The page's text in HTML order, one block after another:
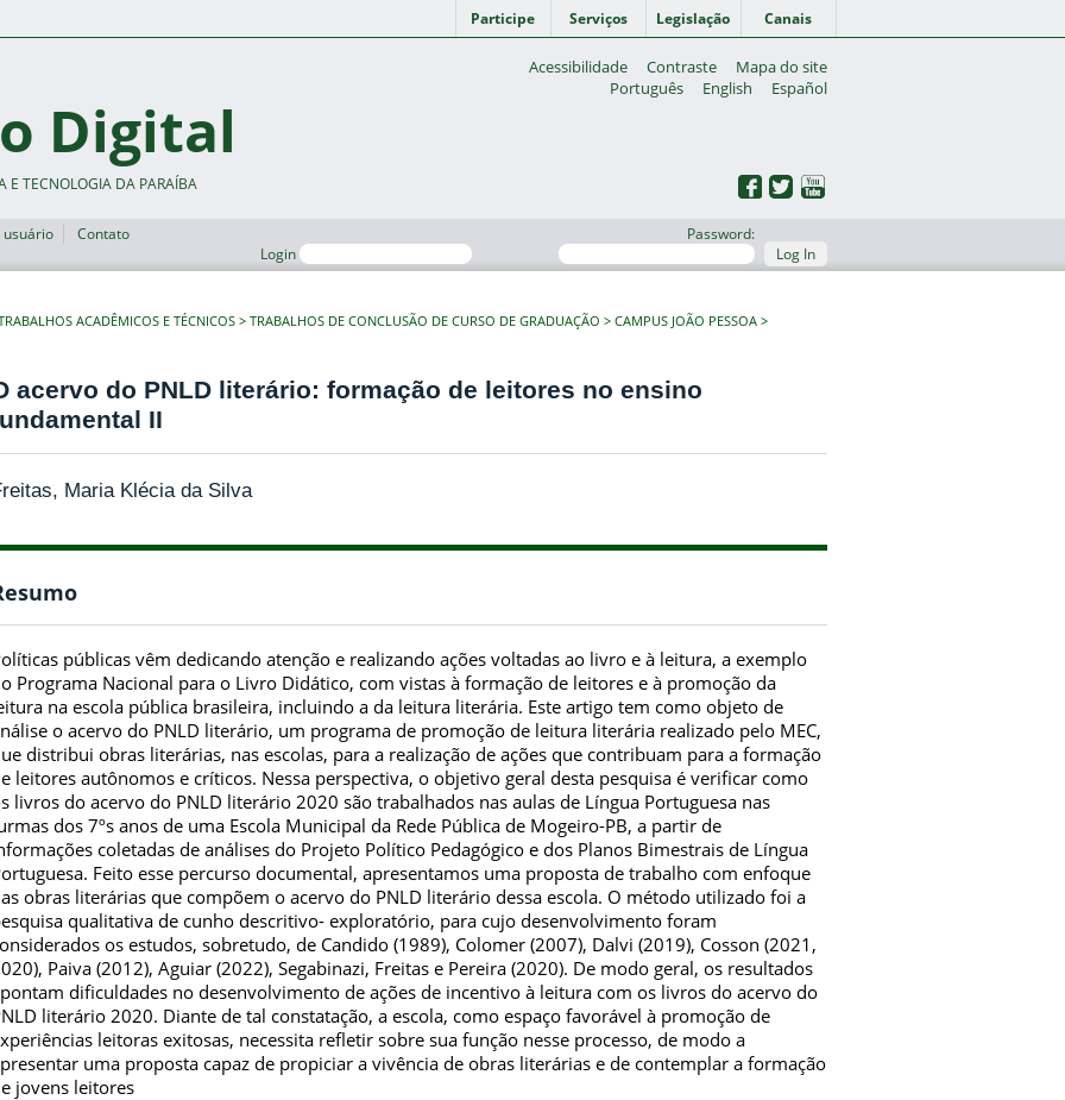
Participe Serviços Legislação Canais
Acessibilidade Contraste
Mapa do site
Português
English Español
Digital
E TECNOLOGIA DA PARAÍBA
usuário
Contato
Login
Password:
Log In
ACADÊMICOS E TÉCNICOS TRABALHOS DE CONCLUSÃO DE CURSO DE GRADUAÇÃO CAMPUS JOÃO PESSOA
acervo do PNLD literário: formação de leitores no ensino
II
Maria Klécia da Silva
públicas vêm dedicando atenção e realizando ações voltadas ao livro e à leitura, a exemplo
Programa Nacional para o Livro Didático, com vistas à formação de leitores e à promoção da
na escola pública brasileira, incluindo a da leitura literária. Este artigo tem como objeto de
o acervo do PNLD literário, um programa de promoção de leitura literária realizado pelo MEC,
distribui obras literárias, nas escolas, para a realização de ações que contribuam para a formação
leitores autônomos e críticos. Nessa perspectiva, o objetivo geral desta pesquisa é verificar como
livros do acervo do PNLD literário 2020 são trabalhados nas aulas de Língua Portuguesa nas
dos 7ºs anos de uma Escola Municipal da Rede Pública de Mogeiro-PB, a partir de
coletadas de análises do Projeto Político Pedagógico e dos Planos Bimestrais de Língua
Feito esse percurso documental, apresentamos uma proposta de trabalho com enfoque
obras literárias que compõem o acervo do PNLD literário dessa escola. O método utilizado foi a
qualitativa de cunho descritivo- exploratório, para cujo desenvolvimento foram
os estudos, sobretudo, de Candido (1989), Colomer (2007), Dalvi (2019), Cosson (2021,
Paiva (2012), Aguiar (2022), Segabinazi, Freitas e Pereira (2020). De modo geral, os resultados
dificuldades no desenvolvimento de ações de incentivo à leitura com os livros do acervo do
literário 2020. Diante de tal constatação, a escola, como espaço favorável à promoção de
leitoras exitosas, necessita refletir sobre sua função nesse processo, de modo a
uma proposta capaz de propiciar a vivência de obras literárias e de contemplar a formação
jovens leitores